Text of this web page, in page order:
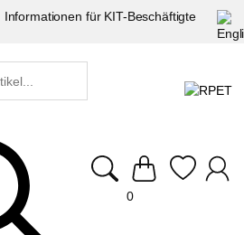
Informationen für KIT-Beschäftigte
0